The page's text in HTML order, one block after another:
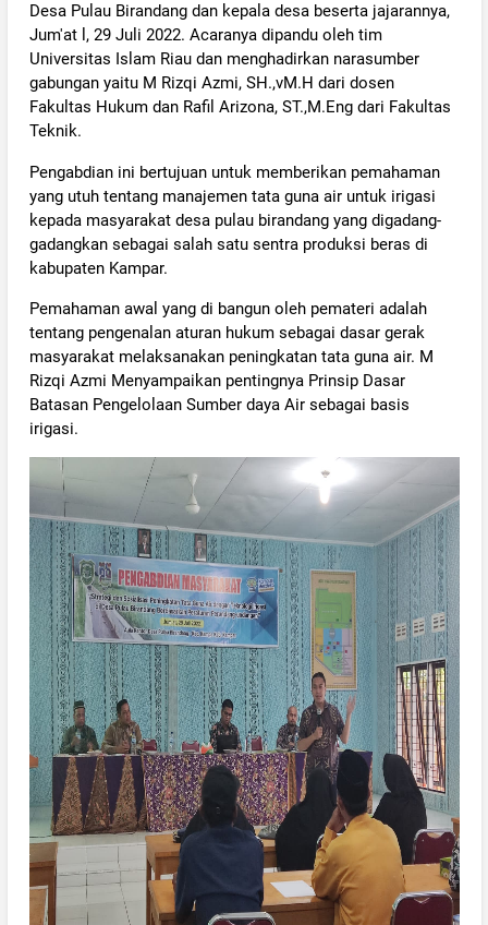
Desa Pulau Birandang dan kepala desa beserta jajarannya,
Jum'at l, 29 Juli 2022. Acaranya dipandu oleh tim
Universitas Islam Riau dan menghadirkan narasumber
gabungan yaitu M Rizqi Azmi, SH.,vM.H dari dosen
Fakultas Hukum dan Rafil Arizona, ST.,M.Eng dari Fakultas
Teknik.
Pengabdian ini bertujuan untuk memberikan pemahaman
yang utuh tentang manajemen tata guna air untuk irigasi
kepada masyarakat desa pulau birandang yang digadang-
gadangkan sebagai salah satu sentra produksi beras di
kabupaten Kampar.
Pemahaman awal yang di bangun oleh pemateri adalah
tentang pengenalan aturan hukum sebagai dasar gerak
masyarakat melaksanakan peningkatan tata guna air. M
Rizqi Azmi Menyampaikan pentingnya Prinsip Dasar
Batasan Pengelolaan Sumber daya Air sebagai basis
irigasi.